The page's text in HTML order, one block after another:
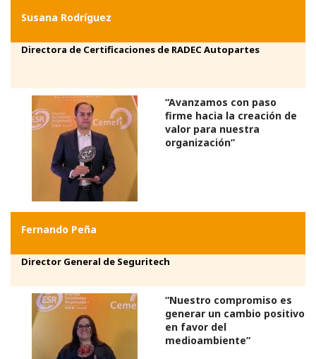
Susana Rodríguez
Directora de Certificaciones de RADEC Autopartes
“Avanzamos con paso
firme hacia la creación de
valor para nuestra
organización”
Fernando Peña
Director General de Seguritech
“Nuestro compromiso es
generar un cambio positivo
en favor del
medioambiente”